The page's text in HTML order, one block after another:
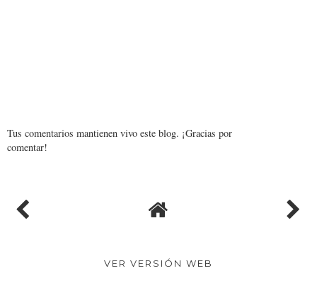
Tus comentarios mantienen vivo este blog. ¡Gracias por
comentar!
VER VERSIÓN WEB